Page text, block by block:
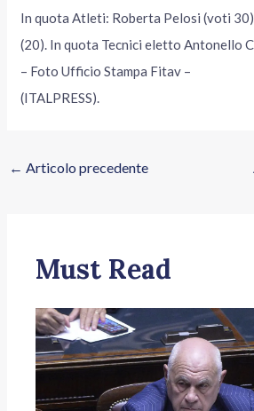
In quota Atleti: Roberta Pelosi (voti
(20). In quota Tecnici eletto Antonello
– Foto Ufficio Stampa Fitav –
(ITALPRESS).
← Articolo precedente
Must Read